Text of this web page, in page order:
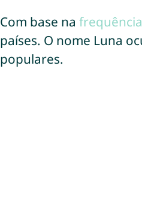
Com base na
países. O nome Luna
populares.